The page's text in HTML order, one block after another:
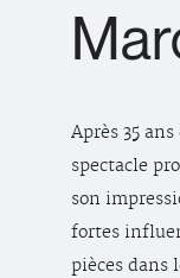
Après 35
spectacle
son
fortes
pièces dans